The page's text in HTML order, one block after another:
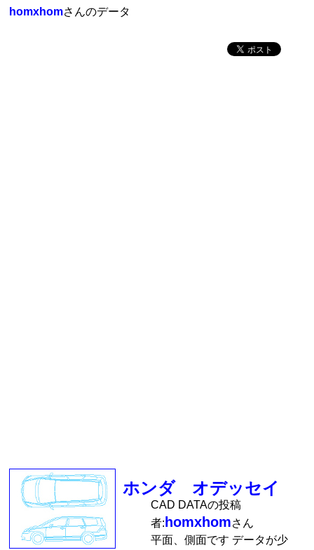
homxhomさんのデータ
ホンダ オデッセイ
CAD DATAの投稿
者: homxhomさん
平面、側面です データが少